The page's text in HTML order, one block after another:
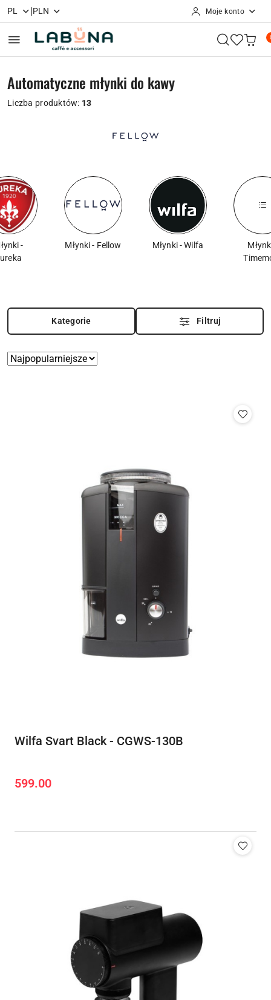
Przejdź do treści głównej
Przejdź do wyszukiwarki
Przejdź do moje konto
Przejdź do menu głównego
Przejdź do stopki
PL |PLN Moje konto
Automatyczne młynki do kawy
Liczba produktów: 13
-
Młynki - Fellow Młynki - Wilfa
Kategorie Filtruj
Zastosowano
Sortuj
Wilfa Svart Black - CGWS-130B
Cena:
599.00